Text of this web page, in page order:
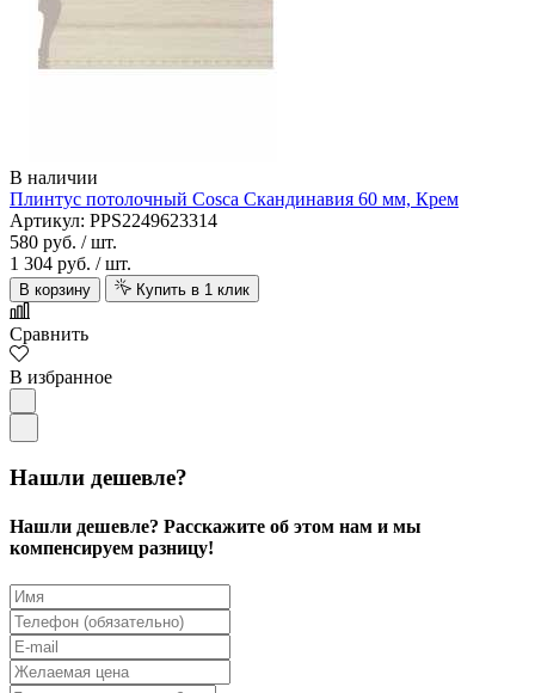
В наличии
Плинтус потолочный Cosca Скандинавия 60 мм, Крем
Артикул: PPS2249623314
580 руб. / шт.
1 304 руб. / шт.
В корзину Купить в 1 клик
Сравнить
В избранное
Нашли дешевле?
Нашли дешевле? Расскажите об этом нам и мы
компенсируем разницу!